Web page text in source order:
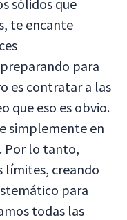
sólidos que
te encante
para
es contratar a las
que eso es obvio.
simplemente en
Por lo tanto,
límites, creando
para
todas las